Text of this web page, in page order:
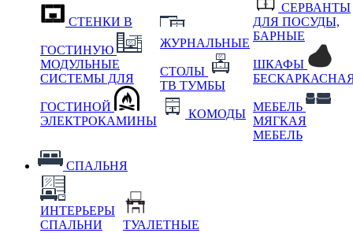
СТЕНКИ В
ГОСТИНУЮ
МОДУЛЬНЫЕ
СИСТЕМЫ ДЛЯ
ГОСТИНОЙ
ЭЛЕКТРОКАМИНЫ
ЖУРНАЛЬНЫЕ
СТОЛЫ
ТВ ТУМБЫ
КОМОДЫ
СЕРВАНТЫ
ДЛЯ ПОСУДЫ,
БАРНЫЕ
ШКАФЫ
МЕБЕЛЬ
МЯГКАЯ
МЕБЕЛЬ
СПАЛЬНЯ
ИНТЕРЬЕРЫ
СПАЛЬНИ
ТУАЛЕТНЫЕ